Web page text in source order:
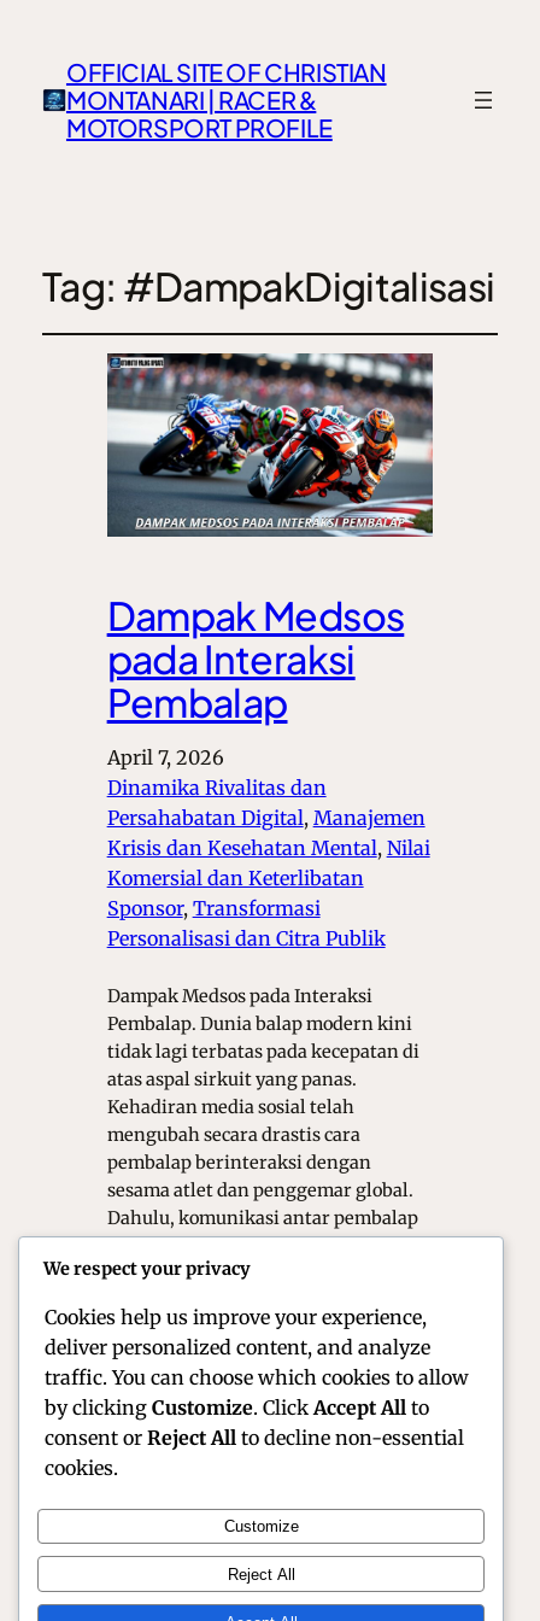
OFFICIAL SITE OF CHRISTIAN
MONTANARI | RACER &
MOTORSPORT PROFILE
Tag: #DampakDigitalisasi
Dampak Medsos
pada Interaksi
Pembalap
April 7, 2026
Dinamika Rivalitas dan
Persahabatan Digital, Manajemen
Krisis dan Kesehatan Mental, Nilai
Komersial dan Keterlibatan
Sponsor, Transformasi
Personalisasi dan Citra Publik
Dampak Medsos pada Interaksi
Pembalap. Dunia balap modern kini
tidak lagi terbatas pada kecepatan di
atas aspal sirkuit yang panas.
Kehadiran media sosial telah
mengubah secara drastis cara
pembalap berinteraksi dengan
sesama atlet dan penggemar global.
Dahulu, komunikasi antar pembalap
paddock atau saat konferensi pers
Official Site of Christian Montanari | Racer &
Motorsport Profile
We respect your privacy
Cookies help us improve your experience,
deliver personalized content, and analyze
traffic. You can choose which cookies to allow
by clicking Customize. Click Accept All to
consent or Reject All to decline non-essential
cookies.
Customize
Reject All